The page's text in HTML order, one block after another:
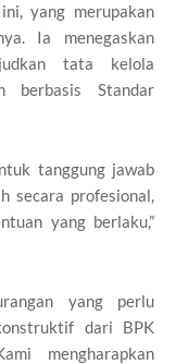
yang merupakan
Ia menegaskan
tata kelola
berbasis Standar
tanggung jawab
secara profesional,
yang berlaku,”
yang perlu
dari BPK
mengharapkan